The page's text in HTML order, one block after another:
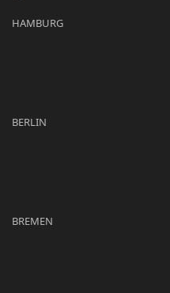
HAMBURG
BERLIN
BREMEN